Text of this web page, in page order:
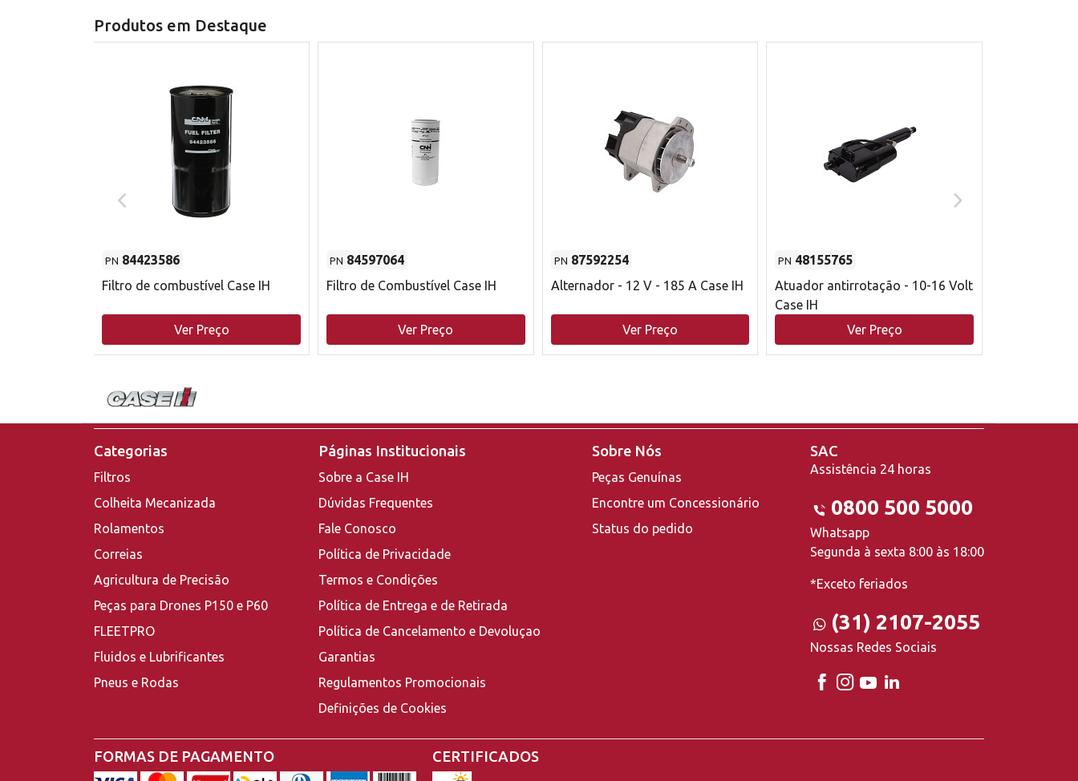
Produtos em Destaque
PN 84423586
Filtro de combustível Case IH
Ver Preço
PN 84597064
Filtro de Combustível Case IH
Ver Preço
PN 87592254
Alternador - 12 V - 185 A Case IH
Ver Preço
PN 48155765
Atuador antirrotação - 10-16 Volt
Case IH
Ver Preço
Categorias
Filtros
Colheita Mecanizada
Rolamentos
Correias
Agricultura de Precisão
Peças para Drones P150 e P60
FLEETPRO
Fluidos e Lubrificantes
Pneus e Rodas
Páginas Institucionais
Sobre a Case IH
Dúvidas Frequentes
Fale Conosco
Política de Privacidade
Termos e Condições
Política de Entrega e de Retirada
Política de Cancelamento e Devoluçao
Garantias
Regulamentos Promocionais
Definições de Cookies
Sobre Nós
Peças Genuínas
Encontre um Concessionário
Status do pedido
SAC
Assistência 24 horas
0800 500 5000
Whatsapp
Segunda à sexta 8:00 às 18:00
*Exceto feriados
(31) 2107-2055
Nossas Redes Sociais
FORMAS DE PAGAMENTO CERTIFICADOS